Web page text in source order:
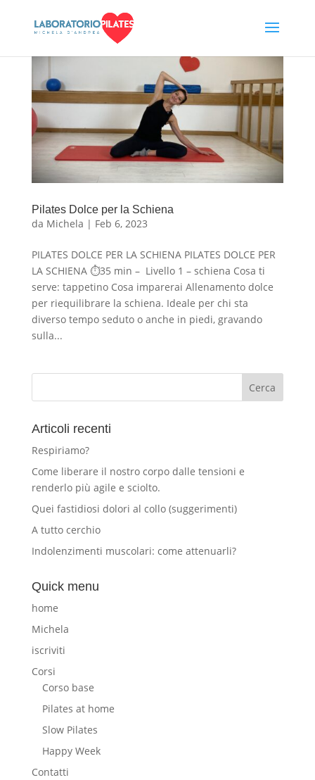
Pilates Dolce per la Schiena
da Michela | Feb 6, 2023
PILATES DOLCE PER LA SCHIENA PILATES DOLCE PER
LA SCHIENA ⏱35 min – Livello 1 – schiena Cosa ti
serve: tappetino Cosa imparerai Allenamento dolce
per riequilibrare la schiena. Ideale per chi sta
diverso tempo seduto o anche in piedi, gravando
sulla...
Articoli recenti
Respiriamo?
Come liberare il nostro corpo dalle tensioni e
renderlo più agile e sciolto.
Quei fastidiosi dolori al collo (suggerimenti)
A tutto cerchio
Indolenzimenti muscolari: come attenuarli?
Quick menu
home
Michela
iscriviti
Corsi
Corso base
Pilates at home
Slow Pilates
Happy Week
Contatti